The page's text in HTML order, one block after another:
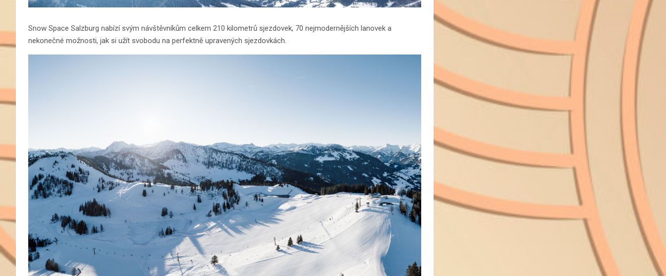
Snow Space Salzburg nabízí svým návštěvníkům celkem 210 kilometrů sjezdovek, 70 nejmodernějších lanovek a
nekonečné možnosti, jak si užít svobodu na perfektně upravených sjezdovkách.